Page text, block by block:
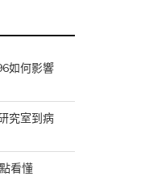
如何影響
究室到病
看懂